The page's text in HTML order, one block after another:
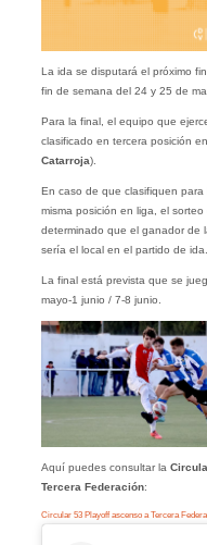
La ida se disputará el próximo
fin de semana del 24 y 25 de
Para la final, el equipo que
clasificado en tercera posición
Catarroja).
En caso de que clasifiquen
misma posición en liga, el
determinado que el ganador de
sería el local en el partido de ida.
La final está prevista que se
mayo-1 junio / 7-8 junio.
Aquí puedes consultar la
Tercera Federación:
Circular 53 Playoff ascenso a Tercera